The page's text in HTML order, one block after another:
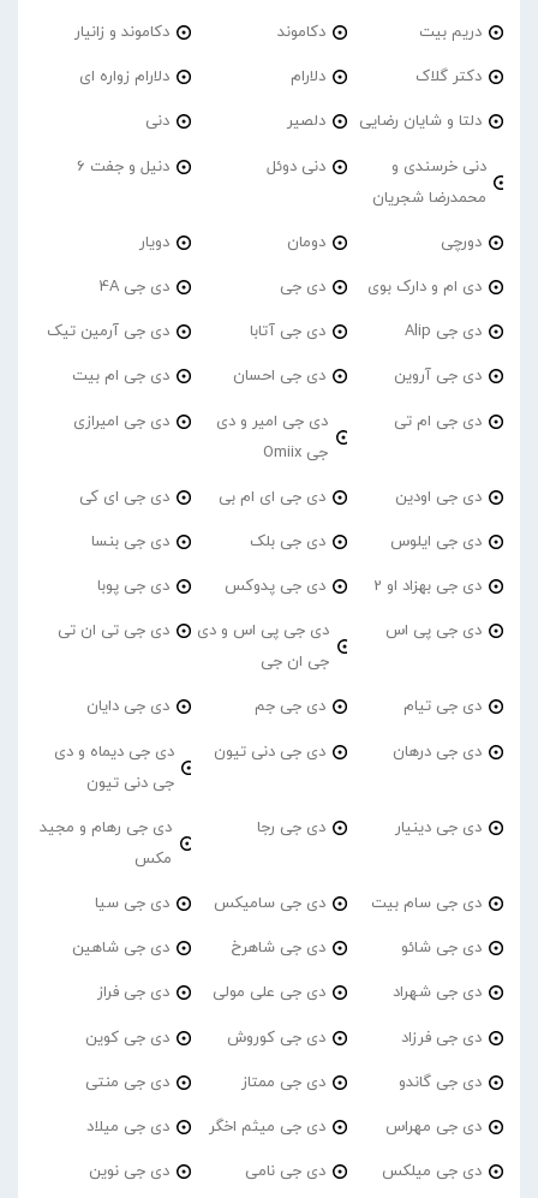
دریم بیت دکاموند دکاموند و زانیار
دکتر گلاک دلارام دلارام زواره ای
دلتا و شایان رضایی دلصیر دنی
دنی خرسندی و
محمدرضا شجریان
دنی دوئل دنیل و جفت 6
دورچی دومان دویار
دی ام و دارک بوی دی جی دی جی 4A
دی جی Alip دی جی آتابا دی جی آرمین تیک
دی جی آروین دی جی احسان دی جی ام بیت
دی جی ام تی
دی جی امیر و دی
جی Omiix
دی جی امیرازی
دی جی اودین دی جی ای ام بی دی جی ای کی
دی جی ایلوس دی جی بلک دی جی بنسا
دی جی بهزاد او 2 دی جی پدوکس دی جی پوبا
دی جی پی اس
دی جی پی اس و دی
جی ان جی
دی جی تی ان تی
دی جی تیام دی جی جم دی جی دایان
دی جی درهان دی جی دنی تیون
دی جی دیماه و دی
جی دنی تیون
دی جی دینیار دی جی رجا
دی جی رهام و مجید
مکس
دی جی سام بیت دی جی سامیکس دی جی سیا
دی جی شائو دی جی شاهرخ دی جی شاهین
دی جی شهراد دی جی علی مولی دی جی فراز
دی جی فرزاد دی جی کوروش دی جی کوین
دی جی گاندو دی جی ممتاز دی جی منتی
دی جی مهراس دی جی میثم اخگر دی جی میلاد
دی جی میلکس دی جی نامی دی جی نوین